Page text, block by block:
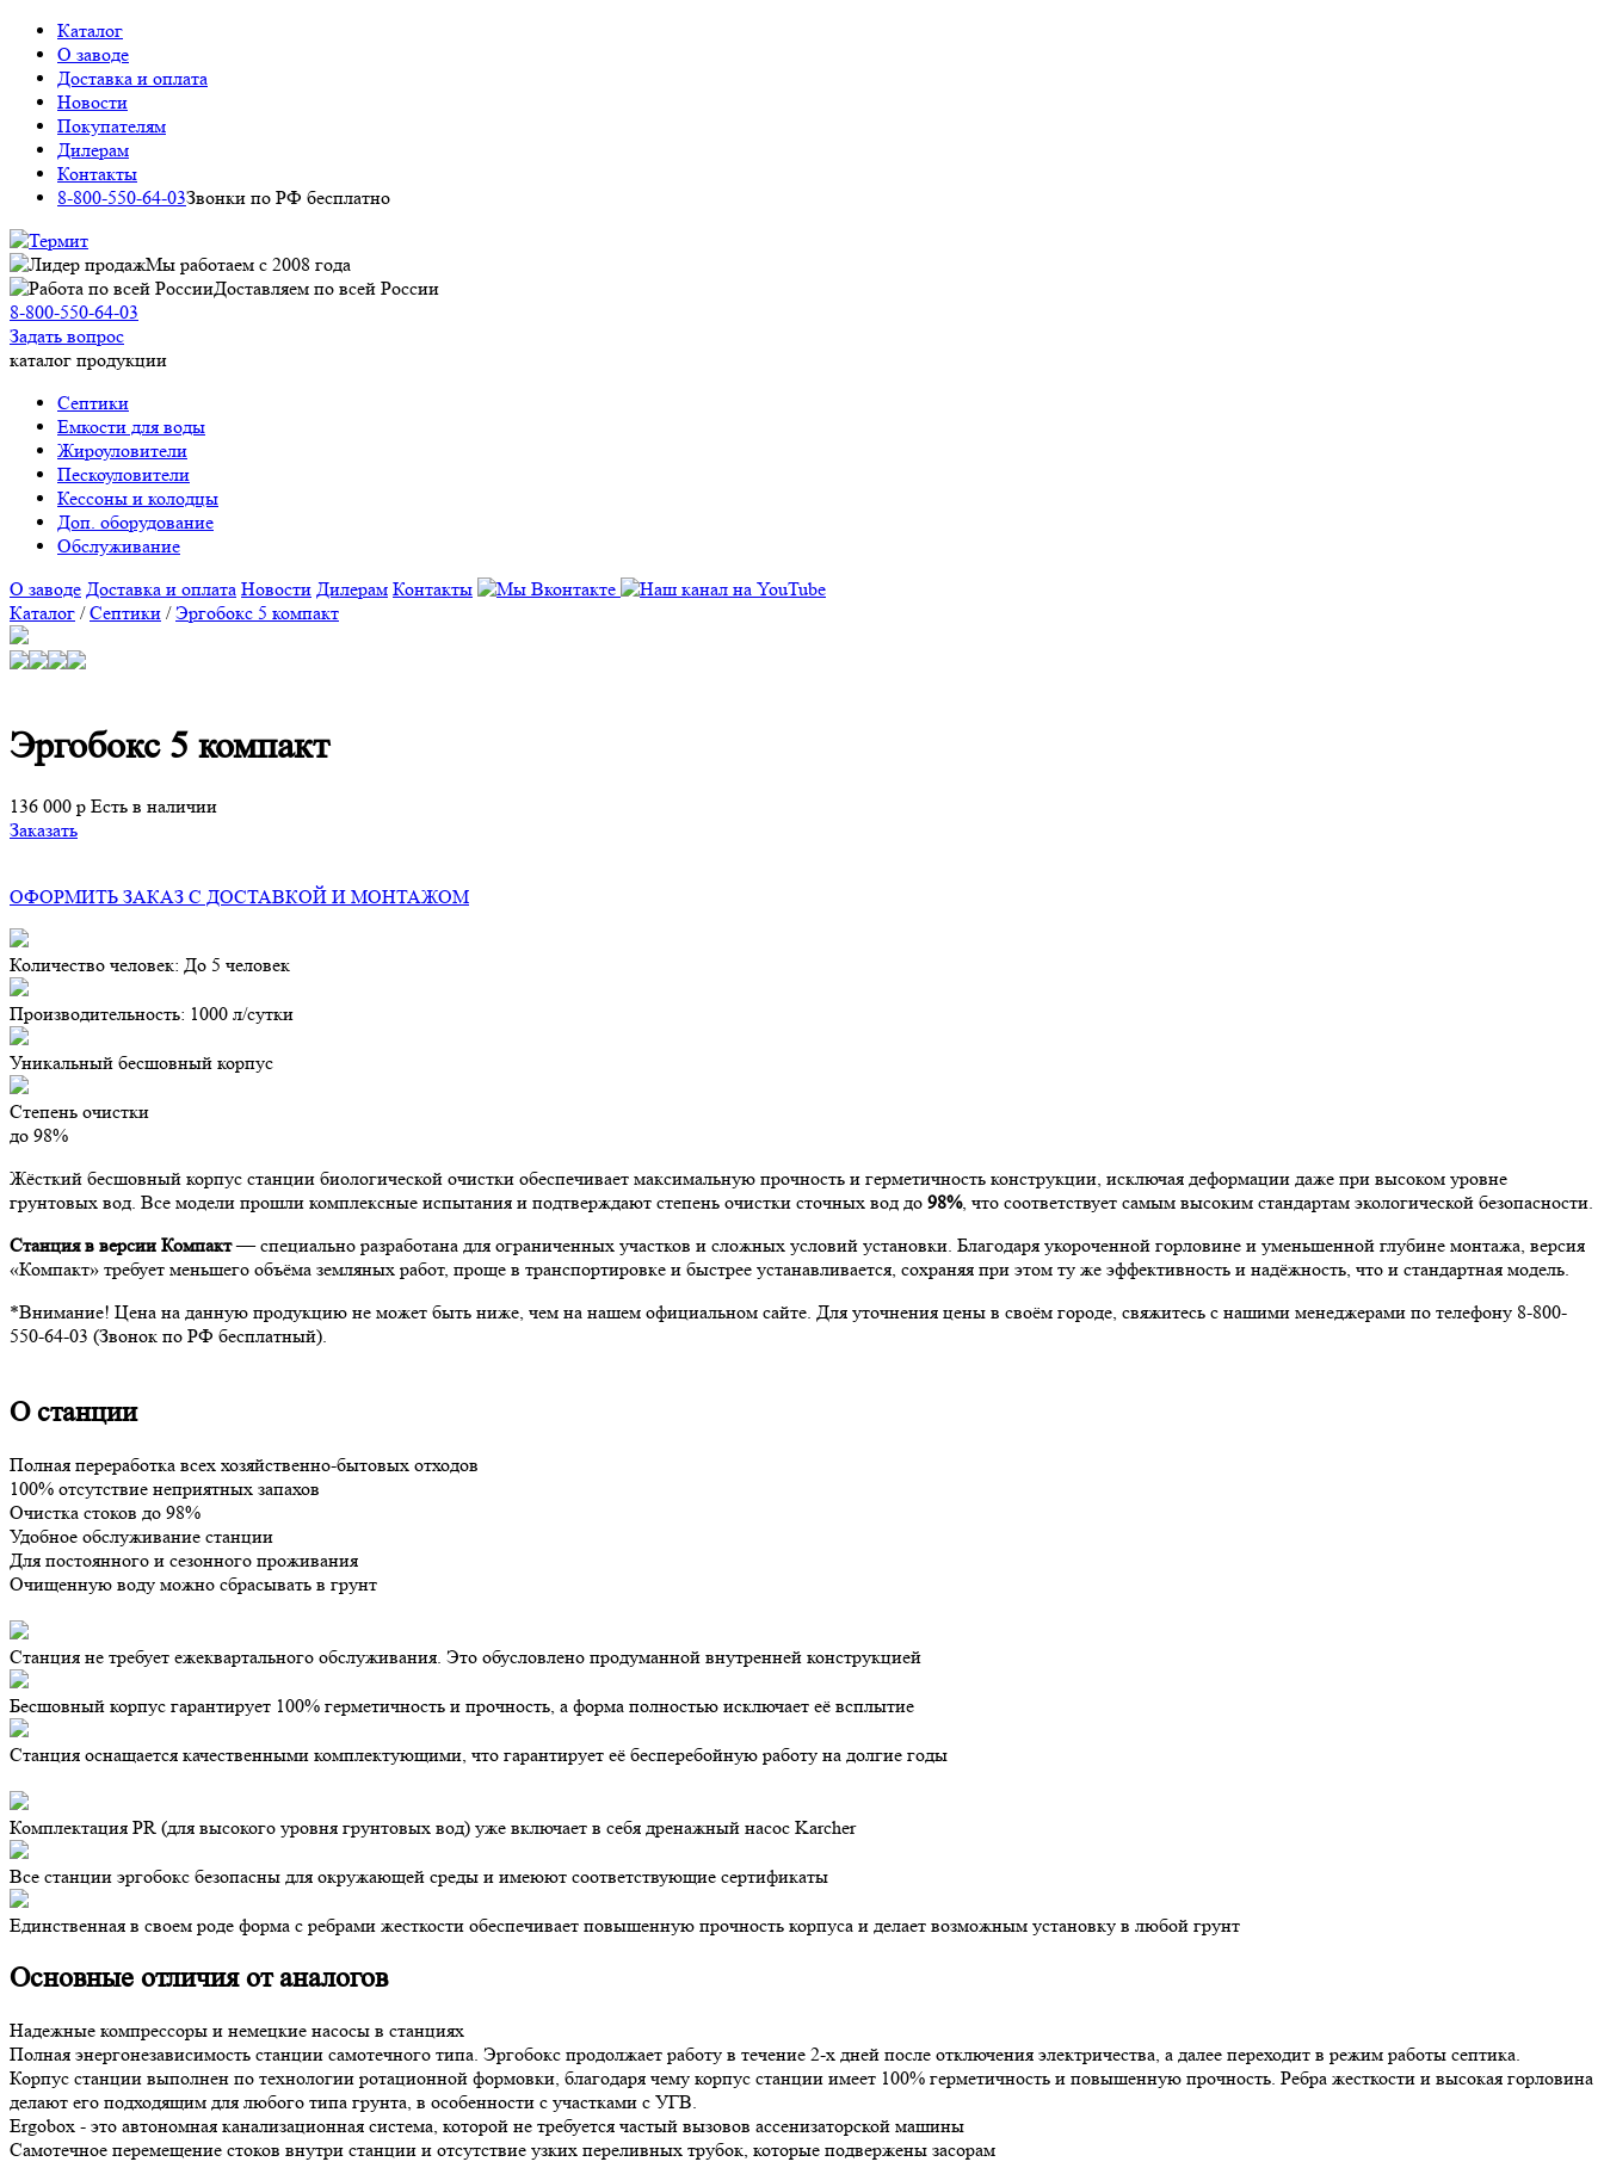
Каталог
О заводе
Доставка и оплата
Новости
Покупателям
Дилерам
Контакты
8-800-550-64-03Звонки по РФ бесплатно
Мы работаем c 2008 года
Доставляем по всей России
8-800-550-64-03
Задать вопрос
каталог продукции
Септики
Емкости для воды
Жироуловители
Пескоуловители
Кессоны и колодцы
Доп. оборудование
Обслуживание
О заводе Доставка и оплата Новости Дилерам Контакты
Каталог /Септики /Эргобокс 5 компакт
Эргобокс 5 компакт
136 000 р Есть в наличии
Заказать
ОФОРМИТЬ ЗАКАЗ С ДОСТАВКОЙ И МОНТАЖОМ
Количество человек: До 5 человек
Производительность: 1000 л/сутки
Уникальный бесшовный корпус
Степень очистки
до 98%
Жёсткий бесшовный корпус станции биологической очистки обеспечивает максимальную прочность и герметичность конструкции, исключая деформации даже при высоком уровне
грунтовых вод. Все модели прошли комплексные испытания и подтверждают степень очистки сточных вод до 98%, что соответствует самым высоким стандартам экологической безопасности.
Станция в версии Компакт— специально разработана для ограниченных участков и сложных условий установки. Благодаря укороченной горловине и уменьшенной глубине монтажа, версия
«Компакт» требует меньшего объёма земляных работ, проще в транспортировке и быстрее устанавливается, сохраняя при этом ту же эффективность и надёжность, что и стандартная модель.
*Внимание! Цена на данную продукцию не может быть ниже, чем на нашем официальном сайте. Для уточнения цены в своём городе, свяжитесь с нашими менеджерами по телефону 8-800-
550-64-03 (Звонок по РФ бесплатный).
О станции
Полная переработка всех хозяйственно-бытовых отходов
100% отсутствие неприятных запахов
Очистка стоков до 98%
Удобное обслуживание станции
Для постоянного и сезонного проживания
Очищенную воду можно сбрасывать в грунт
Станция не требует ежеквартального обслуживания. Это обусловлено продуманной внутренней конструкцией
Бесшовный корпус гарантирует 100% герметичность и прочность, а форма полностью исключает её всплытие
Станция оснащается качественными комплектующими, что гарантирует её бесперебойную работу на долгие годы
Комплектация PR (для высокого уровня грунтовых вод) уже включает в себя дренажный насос Karcher
Все станции эргобокс безопасны для окружающей среды и имеюют соответствующие сертификаты
Единственная в своем роде форма с ребрами жесткости обеспечивает повышенную прочность корпуса и делает возможным установку в любой грунт
Основные отличия от аналогов
Надежные компрессоры и немецкие насосы в станциях
Полная энергонезависимость станции самотечного типа. Эргобокс продолжает работу в течение 2-х дней после отключения электричества, а далее переходит в режим работы септика.
Корпус станции выполнен по технологии ротационной формовки, благодаря чему корпус станции имеет 100% герметичность и повышенную прочность. Ребра жесткости и высокая горловина
делают его подходящим для любого типа грунта, в особенности с участками с УГВ.
Ergobox - это автономная канализационная система, которой не требуется частый вызовов ассенизаторской машины
Самотечное перемещение стоков внутри станции и отсутствие узких переливных трубок, которые подвержены засорам